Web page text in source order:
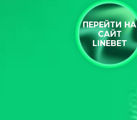
ПЕРЕЙТИ НА
САЙТ
LINEBET